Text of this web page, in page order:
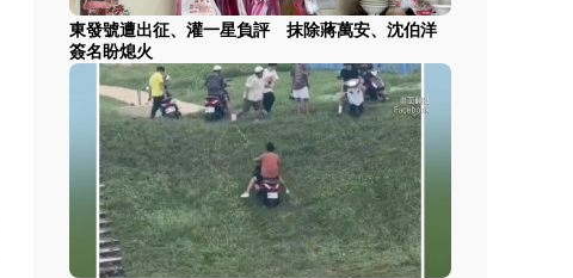
東發號遭出征、灌一星負評 抹除蔣萬安、沈伯洋
簽名盼熄火